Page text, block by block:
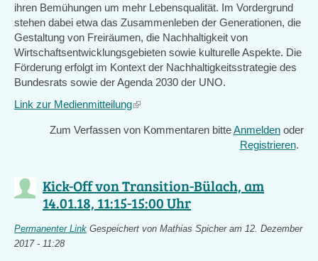
ihren Bemühungen um mehr Lebensqualität. Im Vordergrund
stehen dabei etwa das Zusammenleben der Generationen, die
Gestaltung von Freiräumen, die Nachhaltigkeit von
Wirtschaftsentwicklungsgebieten sowie kulturelle Aspekte. Die
Förderung erfolgt im Kontext der Nachhaltigkeitsstrategie des
Bundesrats sowie der Agenda 2030 der UNO.
Link zur Medienmitteilung(link
external)
Zum Verfassen von Kommentaren bitteAnmelden oder
Registrieren.
Kick-Off von Transition-Bülach, am
14.01.18, 11:15-15:00 Uhr
Permanenter Link Gespeichert von Mathias Spicheram 12. Dezember
2017 - 11:28